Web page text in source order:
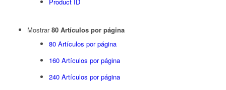
Mostrar80 Artículos por página
80 Artículos por página
160 Artículos por página
240 Artículos por página